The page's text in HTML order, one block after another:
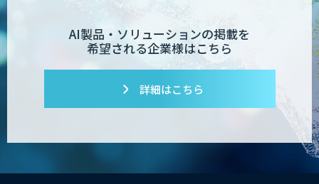
AI製品・ソリューションの掲載を
希望される企業様はこちら
詳細はこちら